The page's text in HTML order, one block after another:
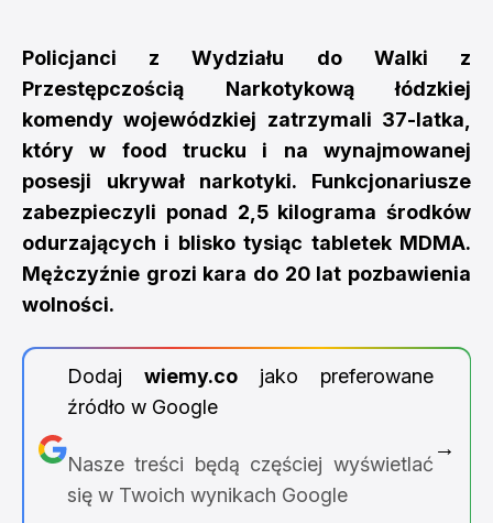
Policjanci z Wydziału do Walki z
Przestępczością Narkotykową łódzkiej
komendy wojewódzkiej zatrzymali 37-latka,
który w food trucku i na wynajmowanej
posesji ukrywał narkotyki. Funkcjonariusze
zabezpieczyli ponad 2,5 kilograma środków
odurzających i blisko tysiąc tabletek MDMA.
Mężczyźnie grozi kara do 20 lat pozbawienia
wolności.
Dodaj wiemy.cojako preferowane
źródło w Google
Nasze treści będą częściej wyświetlać
się w Twoich wynikach Google
→